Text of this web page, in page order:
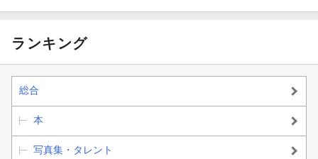
ランキング
総合
本
写真集・タレント